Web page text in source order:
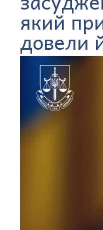
який
довели